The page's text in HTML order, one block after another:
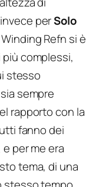
invece perSolo
Refn si è
complessi,
stesso
sempre
rapporto con la
fanno dei
per me era
tema, di una